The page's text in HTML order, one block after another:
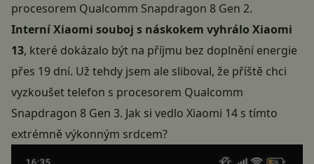
procesorem Qualcomm Snapdragon 8 Gen 2.
Interní Xiaomi souboj s náskokem vyhrálo Xiaomi
13, které dokázalo být na příjmu bez doplnění energie
přes 19 dní. Už tehdy jsem ale sliboval, že příště chci
vyzkoušet telefon s procesorem Qualcomm
Snapdragon 8 Gen 3. Jak si vedlo Xiaomi 14 s tímto
extrémně výkonným srdcem?